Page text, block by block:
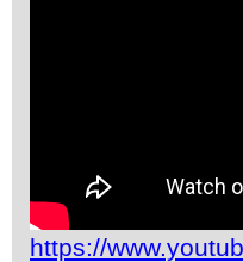
https://